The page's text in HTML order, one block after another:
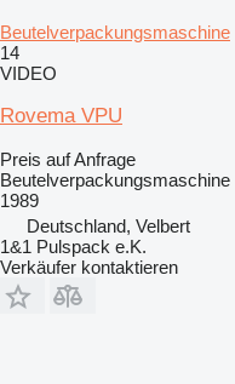
Beutelverpackungsmaschine
14
VIDEO
Rovema VPU
Preis auf Anfrage
Beutelverpackungsmaschine
1989
Deutschland, Velbert
1&1 Pulspack e.K.
Verkäufer kontaktieren